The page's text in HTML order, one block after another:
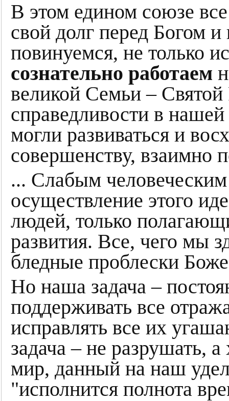
В этом едином союзе
свой долг перед Богом
повинуемся, не только
сознательно работаем
великой Семьи – Святой
справедливости в
могли развиваться и
совершенству, взаимно
... Слабым
осуществление этого
людей, только
развития. Все, чего мы
бледные проблески
Но наша задача –
поддерживать все
исправлять все их
задача – не разрушать,
мир, данный на наш
"исполнится полнота